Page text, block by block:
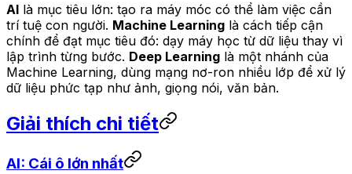
AI là mục tiêu lớn: tạo ra máy móc có thể làm việc cần
trí tuệ con người. Machine Learning là cách tiếp cận
chính để đạt mục tiêu đó: dạy máy học từ dữ liệu thay vì
lập trình từng bước. Deep Learning là một nhánh của
Machine Learning, dùng mạng nơ-ron nhiều lớp để xử lý
dữ liệu phức tạp như ảnh, giọng nói, văn bản.
Giải thích chi tiết
AI: Cái ô lớn nhất